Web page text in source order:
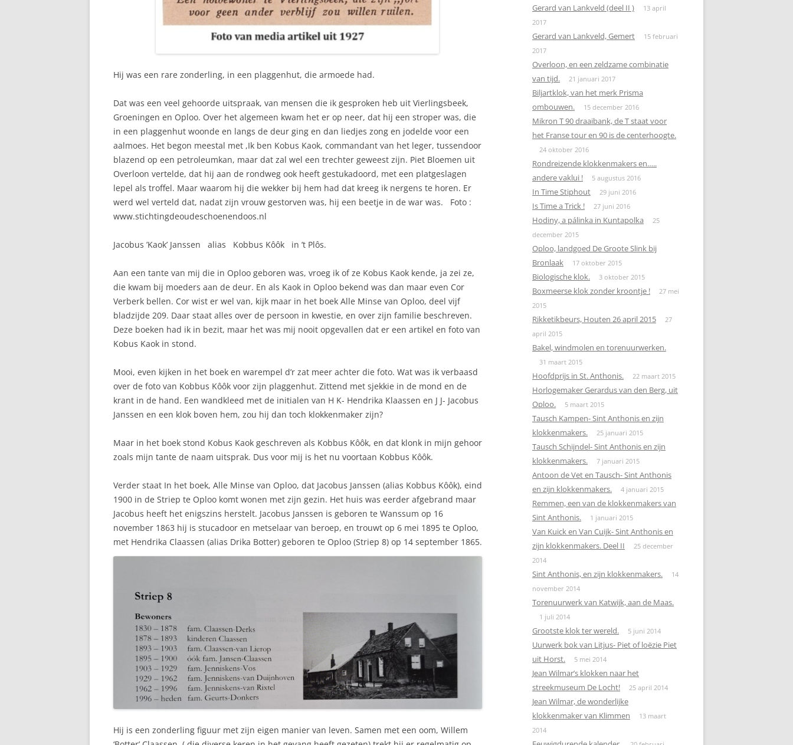
Hij was een rare zonderling, in een plaggenhut, die armoede had.
Dat was een veel gehoorde uitspraak, van mensen die ik gesproken heb uit Vierlingsbeek,
Groeningen en Oploo. Over het algemeen kwam het er op neer, dat hij een stroper was, die
in een plaggenhut woonde en langs de deur ging en dan liedjes zong en jodelde voor een
aalmoes. Het begon meestal met ,Ik ben Kobus Kaok, commandant van het leger, tussendoor
blazend op een petroleumkan, maar dat zal wel een trechter geweest zijn. Piet Bloemen uit
Overloon vertelde, dat hij aan de rondweg ook heeft gestukadoord, met een platgeslagen
lepel als troffel. Maar waarom hij die wekker bij hem had dat kreeg ik nergens te horen. Er
werd wel verteld dat, nadat zijn vrouw gestorven was, hij een beetje in de war was. Foto :
www.stichtingdeoudeschoenendoos.nl
Jacobus ’Kaok’ Janssen alias Kobbus Kôôk in ’t Plôs.
Aan een tante van mij die in Oploo geboren was, vroeg ik of ze Kobus Kaok kende, ja zei ze,
die kwam bij moeders aan de deur. En als Kaok in Oploo bekend was dan maar even Cor
Verberk bellen. Cor wist er wel van, kijk maar in het boek Alle Minse van Oploo, deel vijf
bladzijde 209. Daar staat alles over de persoon in kwestie, en over zijn familie beschreven.
Deze boeken had ik in bezit, maar het was mij nooit opgevallen dat er een artikel en foto van
Kobus Kaok in stond.
Mooi, even kijken in het boek en warempel d’r zat meer achter die foto. Wat was ik verbaasd
over de foto van Kobbus Kôôk voor zijn plaggenhut. Zittend met sjekkie in de mond en de
krant in de hand. Een wandkleed met de initialen van H K- Hendrika Klaassen en J J- Jacobus
Janssen en een klok boven hem, zou hij dan toch klokkenmaker zijn?
Maar in het boek stond Kobus Kaok geschreven als Kobbus Kôôk, en dat klonk in mijn gehoor
zoals mijn tante de naam uitsprak. Dus voor mij is het nu voortaan Kobbus Kôôk.
Verder staat In het boek, Alle Minse van Oploo, dat Jacobus Janssen (alias Kobbus Kôôk), eind
1900 in de Striep te Oploo komt wonen met zijn gezin. Het huis was eerder afgebrand maar
Jacobus heeft het enigszins herstelt. Jacobus Janssen is geboren te Wanssum op 16
november 1863 hij is stucadoor en metselaar van beroep, en trouwt op 6 mei 1895 te Oploo,
met Hendrika Claassen (alias Drika Botter) geboren te Oploo (Striep 8) op 14 september 1865.
Hij is een zonderling figuur met zijn eigen manier van leven. Samen met een oom, Willem
Gerard van Lankveld (deel II )
13 april
2017
Gerard van Lankveld, Gemert
15 februari
2017
Overloon, en een zeldzame combinatie
van tijd.
21 januari 2017
Biljartklok, van het merk Prisma
ombouwen.
15 december 2016
Mikron T 90 draaibank, de T staat voor
het Franse tour en 90 is de centerhoogte.
24 oktober 2016
Rondreizende klokkenmakers en…..
andere vaklui !
5 augustus 2016
In Time Stiphout 29 juni 2016
Is Time a Trick ! 27 juni 2016
Hodiny, a pálinka in Kuntapolka
25
december 2015
Oploo, landgoed De Groote Slink bij
Bronlaak
17 oktober 2015
Biologische klok. 3 oktober 2015
Boxmeerse klok zonder kroontje !
27 mei
2015
Rikketikbeurs, Houten 26 april 2015
27
april 2015
Bakel, windmolen en torenuurwerken.
31 maart 2015
Hoofdprijs in St. Anthonis. 22 maart 2015
Horlogemaker Gerardus van den Berg, uit
Oploo.
5 maart 2015
Tausch Kampen- Sint Anthonis en zijn
klokkenmakers.
25 januari 2015
Tausch Schijndel- Sint Anthonis en zijn
klokkenmakers.
7 januari 2015
Antoon de Vet en Tausch- Sint Anthonis
en zijn klokkenmakers.
4 januari 2015
Remmen, een van de klokkenmakers van
Sint Anthonis.
1 januari 2015
Van Kuick en Van Cuijk- Sint Anthonis en
zijn klokkenmakers. Deel II
25 december
2014
Sint Anthonis, en zijn klokkenmakers.
14
november 2014
Torenuurwerk van Katwijk, aan de Maas.
1 juli 2014
Grootste klok ter wereld. 5 juni 2014
Uurwerk bok van Litjus- Piet of loëzie Piet
uit Horst.
5 mei 2014
Jean Wilmar’s klokken naar het
streekmuseum De Locht!
25 april 2014
Jean Wilmar, de wonderlijke
klokkenmaker van Klimmen
13 maart
2014